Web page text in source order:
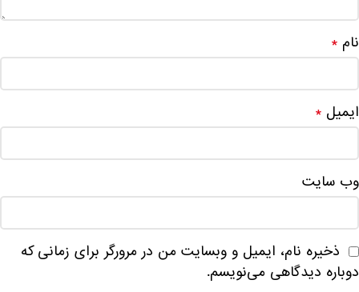
نام *
ایمیل *
وب‌ سایت
ذخیره نام، ایمیل و وبسایت من در مرورگر برای زمانی که
دوباره دیدگاهی می‌نویسم.